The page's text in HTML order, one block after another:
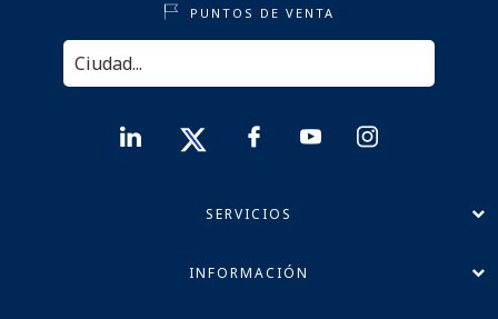
PUNTOS DE VENTA
SERVICIOS
INFORMACIÓN